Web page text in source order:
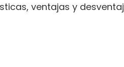
ventajas y